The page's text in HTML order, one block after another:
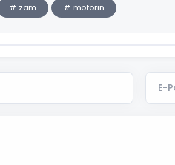
# zam # motorin
E-